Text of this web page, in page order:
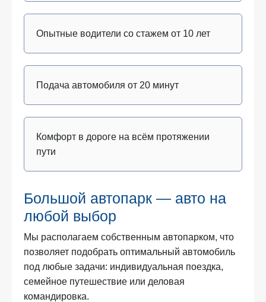
Опытные водители со стажем от 10 лет
Подача автомобиля от 20 минут
Комфорт в дороге на всём протяжении
пути
Большой автопарк — авто на
любой выбор
Мы располагаем собственным автопарком, что
позволяет подобрать оптимальный автомобиль
под любые задачи: индивидуальная поездка,
семейное путешествие или деловая
командировка.